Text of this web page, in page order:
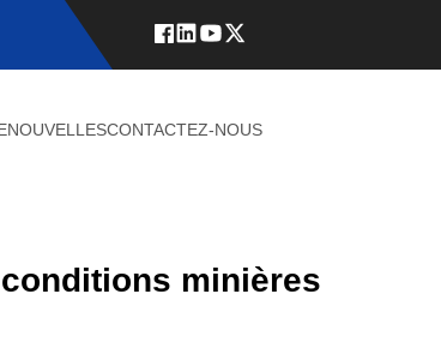
NOUVELLESCONTACTEZ-NOUS
minières